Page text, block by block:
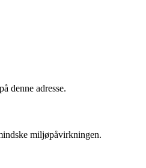
denne adresse.
miljøpåvirkningen.